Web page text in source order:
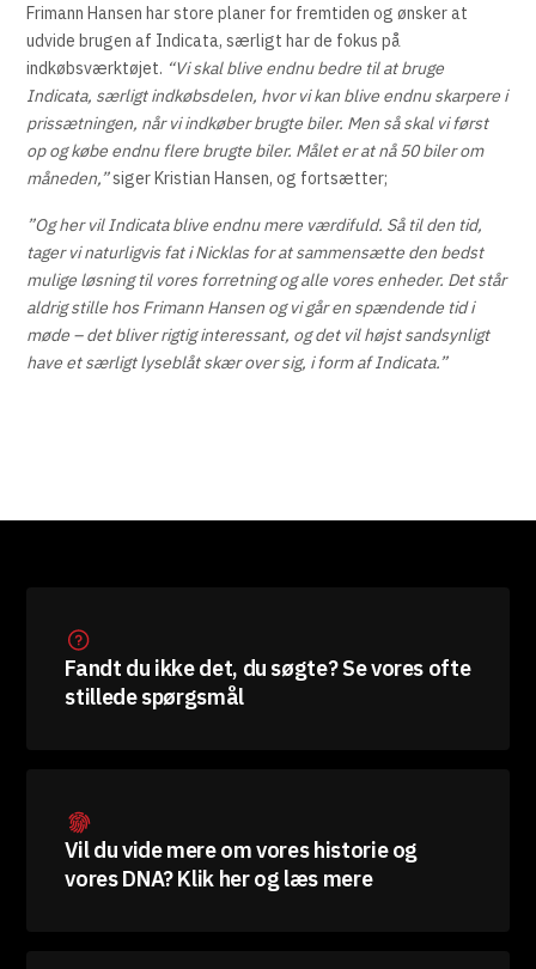
Frimann Hansen har store planer for fremtiden og ønsker at
udvide brugen af Indicata, særligt har de fokus på
indkøbsværktøjet. “Vi skal blive endnu bedre til at bruge
Indicata, særligt indkøbsdelen, hvor vi kan blive endnu skarpere i
prissætningen, når vi indkøber brugte biler. Men så skal vi først
op og købe endnu flere brugte biler. Målet er at nå 50 biler om
måneden,”siger Kristian Hansen, og fortsætter;
”Og her vil Indicata blive endnu mere værdifuld. Så til den tid,
tager vi naturligvis fat i Nicklas for at sammensætte den bedst
mulige løsning til vores forretning og alle vores enheder. Det står
aldrig stille hos Frimann Hansen og vi går en spændende tid i
møde – det bliver rigtig interessant, og det vil højst sandsynligt
have et særligt lyseblåt skær over sig, i form af Indicata.”
Fandt du ikke det, du søgte? Se vores ofte
stillede spørgsmål
Vil du vide mere om vores historie og
vores DNA? Klik her og læs mere